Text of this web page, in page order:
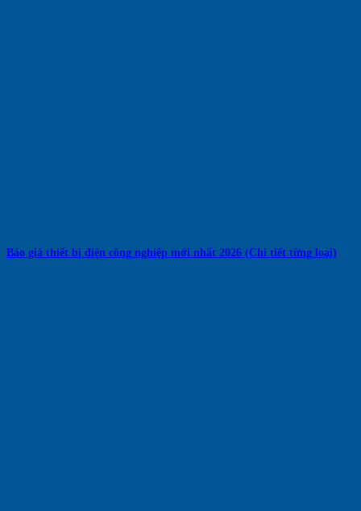
Báo giá thiết bị điện công nghiệp mới nhất 2026 (Chi tiết từng loại)